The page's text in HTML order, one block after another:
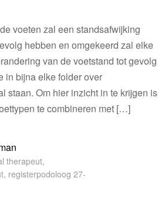
voeten zal een standsafwijking
hebben en omgekeerd zal elke
van de voetstand tot gevolg
in bijna elke folder over
staan. Om hier inzicht in te krijgen is
te combineren met […]
therapeut,
registerpodoloog 27-